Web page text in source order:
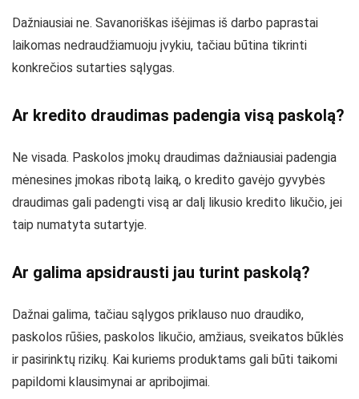
Dažniausiai ne. Savanoriškas išėjimas iš darbo paprastai
laikomas nedraudžiamuoju įvykiu, tačiau būtina tikrinti
konkrečios sutarties sąlygas.
Ar kredito draudimas padengia visą paskolą?
Ne visada. Paskolos įmokų draudimas dažniausiai padengia
mėnesines įmokas ribotą laiką, o kredito gavėjo gyvybės
draudimas gali padengti visą ar dalį likusio kredito likučio, jei
taip numatyta sutartyje.
Ar galima apsidrausti jau turint paskolą?
Dažnai galima, tačiau sąlygos priklauso nuo draudiko,
paskolos rūšies, paskolos likučio, amžiaus, sveikatos būklės
ir pasirinktų rizikų. Kai kuriems produktams gali būti taikomi
papildomi klausimynai ar apribojimai.